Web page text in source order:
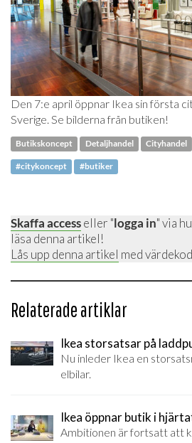
Den 7:e april öppnar Ikea sin första
Sverige. Se bilderna från butiken!
Butikskoncept Detaljhandel Cityhandel
#citykoncept #butiker
Skaffa accesseller "logga in" via
läsa denna artikel!
Lås upp denna artikel med
Relaterade artiklar
Ikea storsatsar på
Nu inleder Ikea en
elbilar.
Ikea öppnar butik i
Ambitionen är fortsatt att